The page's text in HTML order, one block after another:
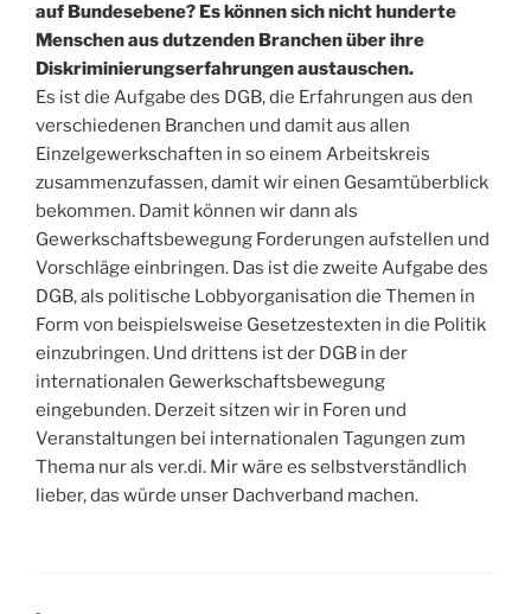
auf Bundesebene? Es können sich nicht hunderte
Menschen aus dutzenden Branchen über ihre
Diskriminierungserfahrungen austauschen.
Es ist die Aufgabe des DGB, die Erfahrungen aus den
verschiedenen Branchen und damit aus allen
Einzelgewerkschaften in so einem Arbeitskreis
zusammenzufassen, damit wir einen Gesamtüberblick
bekommen. Damit können wir dann als
Gewerkschaftsbewegung Forderungen aufstellen und
Vorschläge einbringen. Das ist die zweite Aufgabe des
DGB, als politische Lobbyorganisation die Themen in
Form von beispielsweise Gesetzestexten in die Politik
einzubringen. Und drittens ist der DGB in der
internationalen Gewerkschaftsbewegung
eingebunden. Derzeit sitzen wir in Foren und
Veranstaltungen bei internationalen Tagungen zum
Thema nur als ver.di. Mir wäre es selbstverständlich
lieber, das würde unser Dachverband machen.